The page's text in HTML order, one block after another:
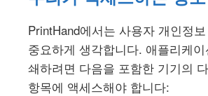
PrintHand에서는 사용자 개인정
중요하게 생각합니다. 애플리케
쇄하려면 다음을 포함한 기기의
항목에 액세스해야 합니다: